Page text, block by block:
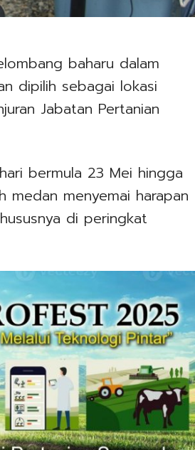
baharu dalam
dipilih sebagai lokasi
Jabatan Pertanian
bermula 23 Mei hingga
medan menyemai harapan
di peringkat